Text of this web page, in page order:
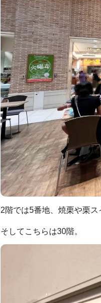
2階では5番地、焼栗や栗ス
そしてこちらは30階。